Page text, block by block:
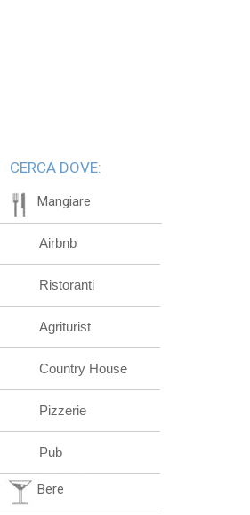
CERCA DOVE:
Mangiare
Airbnb
Ristoranti
Agriturist
Country House
Pizzerie
Pub
Bere